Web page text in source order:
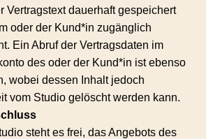
Vertragstext dauerhaft gespeichert
oder der Kund*in zugänglich
Ein Abruf der Vertragsdaten im
des oder der Kund*in ist ebenso
wobei dessen Inhalt jedoch
vom Studio gelöscht werden kann.
steht es frei, das Angebots des